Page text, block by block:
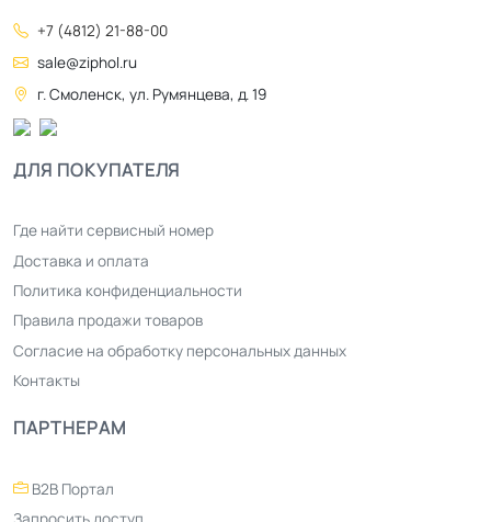
+7 (4812) 21-88-00
sale@ziphol.ru
г. Смоленск, ул. Румянцева, д. 19
ДЛЯ ПОКУПАТЕЛЯ
Где найти сервисный номер
Доставка и оплата
Политика конфиденциальности
Правила продажи товаров
Согласие на обработку персональных данных
Контакты
ПАРТНЕРАМ
B2B Портал